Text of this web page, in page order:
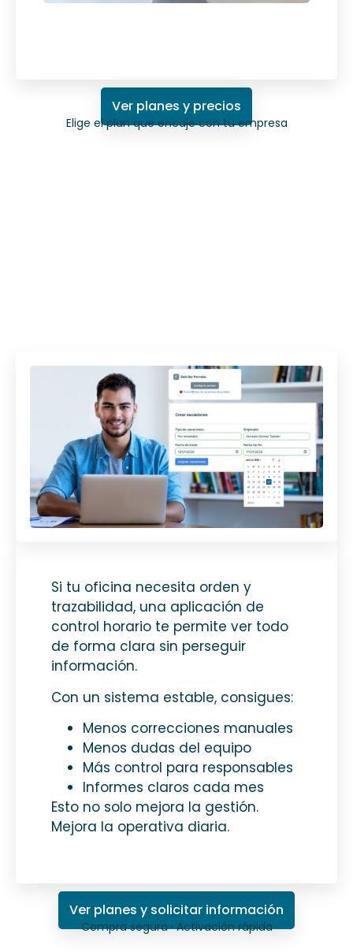
Ver planes y precios
Elige el plan que encaje con tu empresa
Si tu oficina necesita orden y
trazabilidad, una aplicación de
control horario te permite ver todo
de forma clara sin perseguir
información.
Con un sistema estable, consigues:
Menos correcciones manuales
Menos dudas del equipo
Más control para responsables
Informes claros cada mes
Esto no solo mejora la gestión.
Mejora la operativa diaria.
Ver planes y solicitar información
Compra segura · Activación rápida